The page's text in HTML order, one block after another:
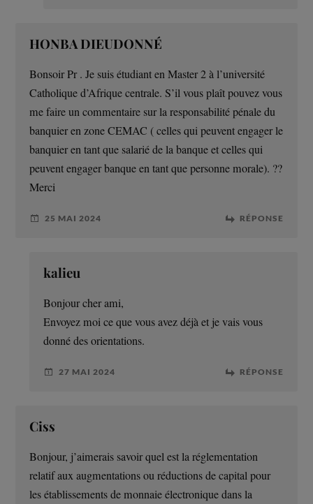
HONBA DIEUDONNÉ
Bonsoir Pr . Je suis étudiant en Master 2 à l’université
Catholique d’Afrique centrale. S’il vous plaît pouvez vous
me faire un commentaire sur la responsabilité pénale du
banquier en zone CEMAC ( celles qui peuvent engager le
banquier en tant que salarié de la banque et celles qui
peuvent engager banque en tant que personne morale). ??
Merci
25 MAI 2024 RÉPONSE
kalieu
Bonjour cher ami,
Envoyez moi ce que vous avez déjà et je vais vous
donné des orientations.
27 MAI 2024 RÉPONSE
Ciss
Bonjour, j’aimerais savoir quel est la réglementation
relatif aux augmentations ou réductions de capital pour
les établissements de monnaie électronique dans la